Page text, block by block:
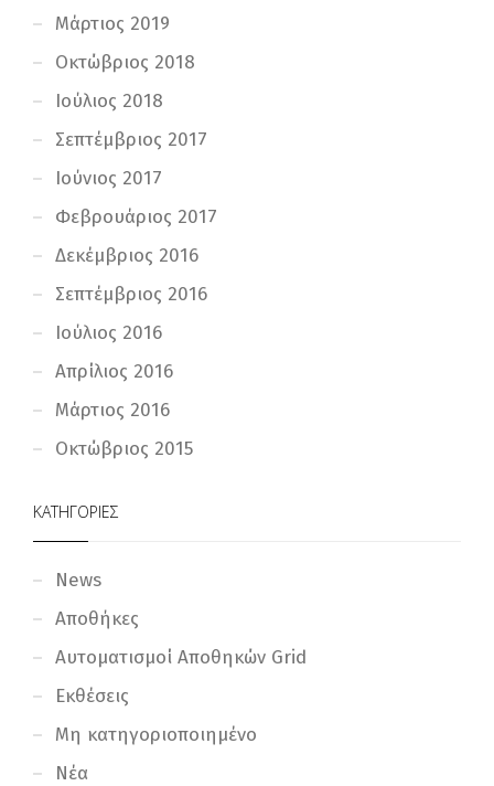
Μάρτιος 2019
Οκτώβριος 2018
Ιούλιος 2018
Σεπτέμβριος 2017
Ιούνιος 2017
Φεβρουάριος 2017
Δεκέμβριος 2016
Σεπτέμβριος 2016
Ιούλιος 2016
Απρίλιος 2016
Μάρτιος 2016
Οκτώβριος 2015
ΚΑΤΗΓΟΡΊΕΣ
News
Αποθήκες
Αυτοματισμοί Αποθηκών Grid
Εκθέσεις
Μη κατηγοριοποιημένο
Νέα